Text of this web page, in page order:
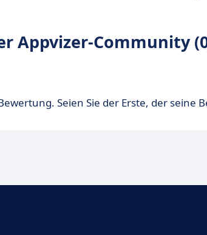
Appvizer-Community
Seien Sie der Erste, der seine